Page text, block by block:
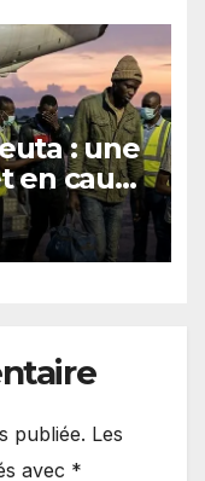
: une
en cause
Rabat
publiée. Les
avec *